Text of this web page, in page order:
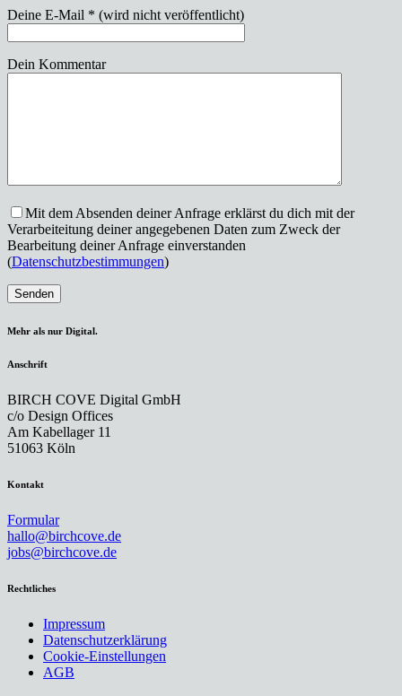
Deine E-Mail * (wird nicht veröffentlicht)
Dein Kommentar
Mit dem Absenden deiner Anfrage erklärst du dich mit der
Verarbeiteitung deiner angegebenen Daten zum Zweck der
Bearbeitung deiner Anfrage einverstanden
(Datenschutzbestimmungen)
Mehr als nur Digital.
Anschrift
BIRCH COVE Digital GmbH
c/o Design Offices
Am Kabellager 11
51063 Köln
Kontakt
Formular
hallo@birchcove.de
jobs@birchcove.de
Rechtliches
Impressum
Datenschutzerklärung
Cookie-Einstellungen
AGB